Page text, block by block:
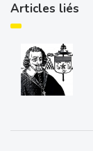
Articles liés